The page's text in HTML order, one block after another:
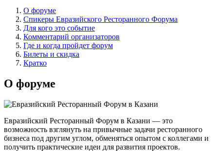
О форуме
Спикеры Евразийского Ресторанного Форума
Для кого это событие
Комментарий организаторов
Где и когда пройдет форум
Билеты и скидка
Кратко
О форуме
Евразийский Ресторанный Форум в Казани — это
возможность взглянуть на привычные задачи ресторанного
бизнеса под другим углом, обменяться опытом с коллегами и
получить практические идеи для развития проектов.